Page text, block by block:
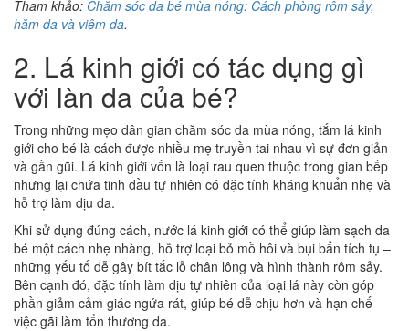
Tham khảo: Chăm sóc da bé mùa nóng: Cách phòng rôm sảy,
hăm da và viêm da.
2. Lá kinh giới có tác dụng gì
với làn da của bé?
Trong những mẹo dân gian chăm sóc da mùa nóng, tắm lá kinh
giới cho bé là cách được nhiều mẹ truyền tai nhau vì sự đơn giản
và gần gũi. Lá kinh giới vốn là loại rau quen thuộc trong gian bếp
nhưng lại chứa tinh dầu tự nhiên có đặc tính kháng khuẩn nhẹ và
hỗ trợ làm dịu da.
Khi sử dụng đúng cách, nước lá kinh giới có thể giúp làm sạch da
bé một cách nhẹ nhàng, hỗ trợ loại bỏ mồ hôi và bụi bẩn tích tụ –
những yếu tố dễ gây bít tắc lỗ chân lông và hình thành rôm sảy.
Bên cạnh đó, đặc tính làm dịu tự nhiên của loại lá này còn góp
phần giảm cảm giác ngứa rát, giúp bé dễ chịu hơn và hạn chế
việc gãi làm tổn thương da.